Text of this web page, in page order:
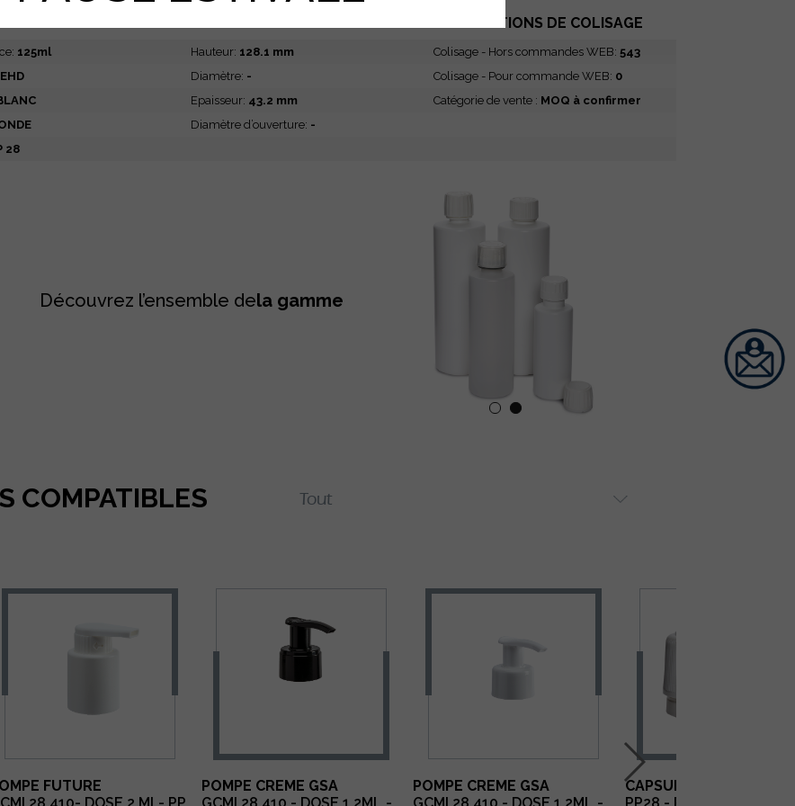
125ml
28
Hauteur: 128.1 mm
Diamètre: -
Epaisseur: 43.2 mm
Diamètre d’ouverture: -
INFORMATIONS DE COLISAGE
Colisage - Hors commandes WEB: 543
Colisage - Pour commande WEB: 0
Catégorie de vente : MOQ à confirmer
Découvrez l’ensemble dela gamme
COMPATIBLES
FUTURE
28.410- DOSE 2 ML- PP
POMPE CREME GSA
GCMI 28.410 - DOSE 1,2ML -
POMPE CREME GSA
GCMI 28.410 - DOSE 1,2ML -
CAPSULE INVIOLABLE
PP28 - PP BLANC -